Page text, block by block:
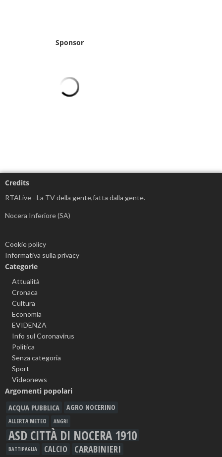
Sponsor
Credits
RTALive - La TV della gente,fatta dalla gente.
Nocera Inferiore (SA)
Cookie policy
Informativa sulla privacy
Categorie
Attualità
Cronaca
Cultura
Economia
EVIDENZA
Info sul Coronavirus
Politica
Senza categoria
Sport
Videonews
Argomenti popolari
ACQUA PUBBLICA AGRO NOCERINO
ALLERTA METEO ANGRI
ASD CITTÀ DI NOCERA 1910
BATTIPAGLIA CALCIO CARABINIERI